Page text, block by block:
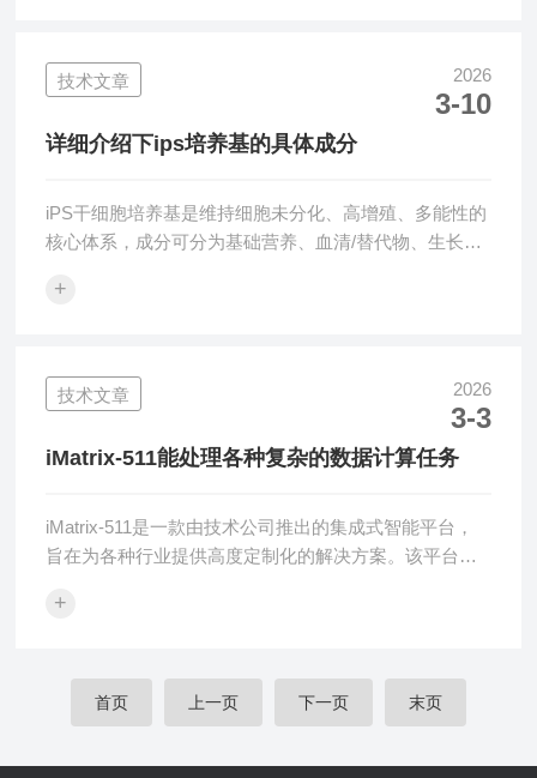
性下降、复苏失败等问题，影响实验进度与结果。本文
结合实验室实操经验，解析干细胞冻存液的核心成分特
性，梳理实操全流程的核心注意事项，帮助实验人员规
避冻存风险，确保干细胞冻存与复苏的顺利进行。干细
技术文章 2026
3-10
详细介绍下ips培养基的具体成分
iPS干细胞培养基是维持细胞未分化、高增殖、多能性的
核心体系，成分可分为基础营养、血清/替代物、生长因
不同配方（传统饲养层、无血清、化学成分明确）差异
为：DMEM/F12：很常用，含高葡萄糖、平衡盐、多种
维生素，pH稳定（7.2–7.4），渗透压约340mOsm。
KnockOutDMEM：专为干细胞优化，低渗透压、低钙，
适配血清替代...
+
技术文章 2026
3-3
iMatrix-511能处理各种复杂的数据计算任务
iMatrix-511是一款由技术公司推出的集成式智能平台，
旨在为各种行业提供高度定制化的解决方案。该平台融
口，使其在多个应用领域中展现出性能。设计目标是实
求。iMatrix-511的关键技术组成：1.多核处理架构采用了
多核处理架构，能够在多个处理单元上并行处理大量数
+
首页 上一页 下一页 末页